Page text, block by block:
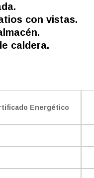
con vistas.
caldera.
Energético